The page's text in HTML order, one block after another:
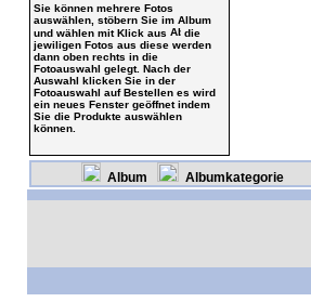
Sie können mehrere Fotos
auswählen, stöbern Sie im Album
und wählen mit Klick aus
die
jewiligen Fotos aus diese werden
dann oben rechts in die
Fotoauswahl gelegt. Nach der
Auswahl klicken Sie in der
Fotoauswahl auf Bestellen es wird
ein neues Fenster geöffnet indem
Sie die Produkte auswählen
können.
Album Albumkategorie